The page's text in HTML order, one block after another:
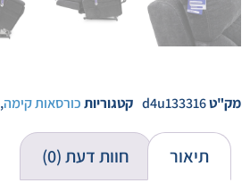
מק"טd4u133316 קטגוריותכורסאות קימה,
תיאור חוות דעת (0)